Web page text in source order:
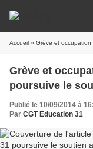
Accueil » Grève et occupation !
Grève et
poursuive le
Publié le 10/09/2014 à
Par CGT Education 31